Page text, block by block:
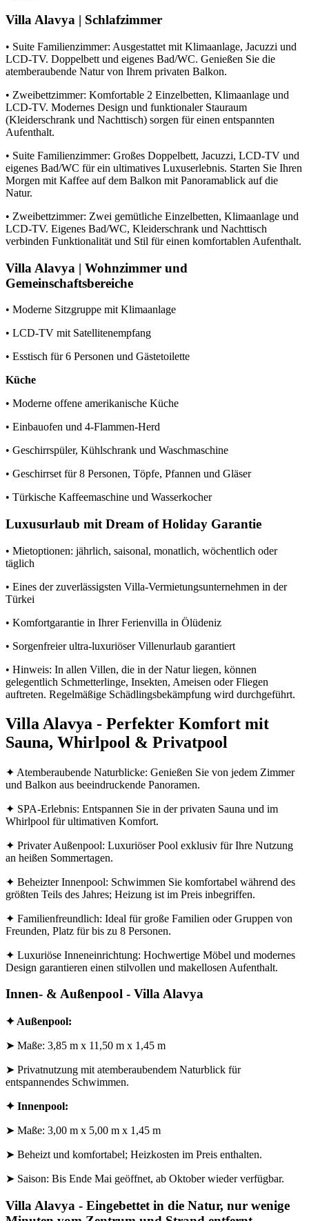
Villa Alavya | Schlafzimmer
• Suite Familienzimmer: Ausgestattet mit Klimaanlage, Jacuzzi und
LCD-TV. Doppelbett und eigenes Bad/WC. Genießen Sie die
atemberaubende Natur von Ihrem privaten Balkon.
• Zweibettzimmer: Komfortable 2 Einzelbetten, Klimaanlage und
LCD-TV. Modernes Design und funktionaler Stauraum
(Kleiderschrank und Nachttisch) sorgen für einen entspannten
Aufenthalt.
• Suite Familienzimmer: Großes Doppelbett, Jacuzzi, LCD-TV und
eigenes Bad/WC für ein ultimatives Luxuserlebnis. Starten Sie Ihren
Morgen mit Kaffee auf dem Balkon mit Panoramablick auf die
Natur.
• Zweibettzimmer: Zwei gemütliche Einzelbetten, Klimaanlage und
LCD-TV. Eigenes Bad/WC, Kleiderschrank und Nachttisch
verbinden Funktionalität und Stil für einen komfortablen Aufenthalt.
Villa Alavya | Wohnzimmer und
Gemeinschaftsbereiche
• Moderne Sitzgruppe mit Klimaanlage
• LCD-TV mit Satellitenempfang
• Esstisch für 6 Personen und Gästetoilette
Küche
• Moderne offene amerikanische Küche
• Einbauofen und 4-Flammen-Herd
• Geschirrspüler, Kühlschrank und Waschmaschine
• Geschirrset für 8 Personen, Töpfe, Pfannen und Gläser
• Türkische Kaffeemaschine und Wasserkocher
Luxusurlaub mit Dream of Holiday Garantie
• Mietoptionen: jährlich, saisonal, monatlich, wöchentlich oder
täglich
• Eines der zuverlässigsten Villa-Vermietungsunternehmen in der
Türkei
• Komfortgarantie in Ihrer Ferienvilla in Ölüdeniz
• Sorgenfreier ultra-luxuriöser Villenurlaub garantiert
• Hinweis: In allen Villen, die in der Natur liegen, können
gelegentlich Schmetterlinge, Insekten, Ameisen oder Fliegen
auftreten. Regelmäßige Schädlingsbekämpfung wird durchgeführt.
Villa Alavya - Perfekter Komfort mit
Sauna, Whirlpool & Privatpool
✦ Atemberaubende Naturblicke: Genießen Sie von jedem Zimmer
und Balkon aus beeindruckende Panoramen.
✦ SPA-Erlebnis: Entspannen Sie in der privaten Sauna und im
Whirlpool für ultimativen Komfort.
✦ Privater Außenpool: Luxuriöser Pool exklusiv für Ihre Nutzung
an heißen Sommertagen.
✦ Beheizter Innenpool: Schwimmen Sie komfortabel während des
größten Teils des Jahres; Heizung ist im Preis inbegriffen.
✦ Familienfreundlich: Ideal für große Familien oder Gruppen von
Freunden, Platz für bis zu 8 Personen.
✦ Luxuriöse Inneneinrichtung: Hochwertige Möbel und modernes
Design garantieren einen stilvollen und makellosen Aufenthalt.
Innen- & Außenpool - Villa Alavya
✦ Außenpool:
➤ Maße: 3,85 m x 11,50 m x 1,45 m
➤ Privatnutzung mit atemberaubendem Naturblick für
entspannendes Schwimmen.
✦ Innenpool:
➤ Maße: 3,00 m x 5,00 m x 1,45 m
➤ Beheizt und komfortabel; Heizkosten im Preis enthalten.
➤ Saison: Bis Ende Mai geöffnet, ab Oktober wieder verfügbar.
Villa Alavya - Eingebettet in die Natur, nur wenige